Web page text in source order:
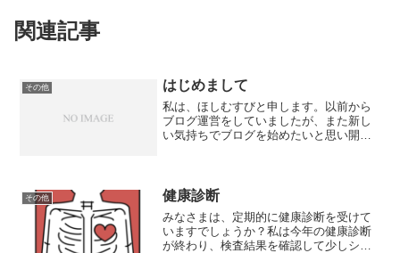
関連記事
その他 はじめまして
私は、ほしむすびと申します。以前から
ブログ運営をしていましたが、また新し
い気持ちでブログを始めたいと思い開設
その他 健康診断
みなさまは、定期的に健康診断を受けて
いますでしょうか？私は今年の健康診断
が終わり、検査結果を確認して少しショ